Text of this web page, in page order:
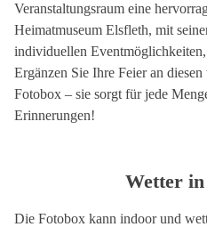
Veranstaltungsraum eine
Heimatmuseum Elsfleth, mit
individuellen
Ergänzen Sie Ihre Feier an
Fotobox – sie sorgt für jede
Erinnerungen!
Wetter
Die Fotobox kann indoor und